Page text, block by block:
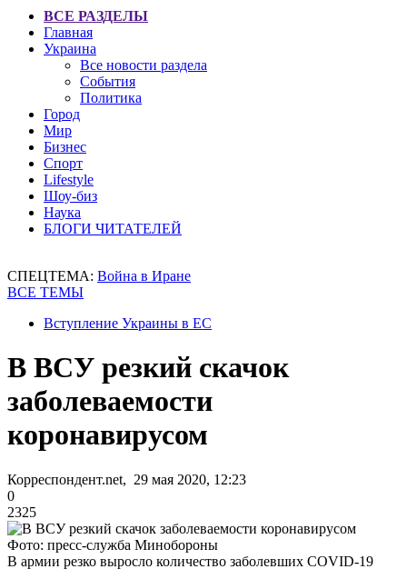
ВСЕ РАЗДЕЛЫ
Главная
Украина
Все новости раздела
События
Политика
Город
Мир
Бизнес
Спорт
Lifestyle
Шоу-биз
Наука
БЛОГИ ЧИТАТЕЛЕЙ
СПЕЦТЕМА: Война в Иране
ВСЕ ТЕМЫ
Вступление Украины в ЕС
В ВСУ резкий скачок
заболеваемости
коронавирусом
Корреспондент.net, 29 мая 2020, 12:23
0
2325
Фото: пресс-служба Минобороны
В армии резко выросло количество заболевших COVID-19